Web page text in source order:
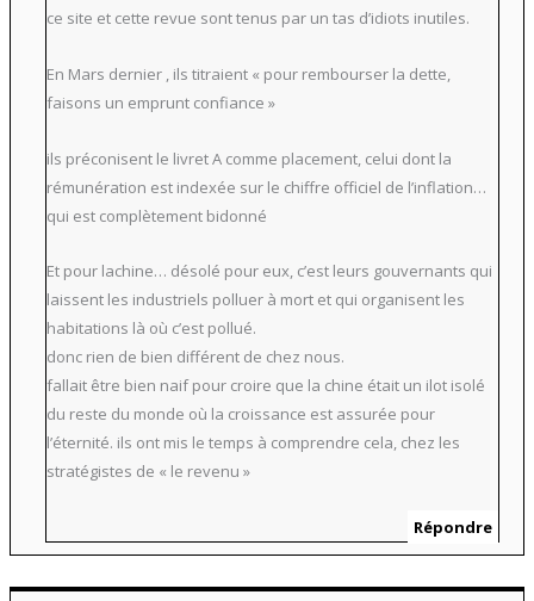
ce site et cette revue sont tenus par un tas d’idiots inutiles.
En Mars dernier , ils titraient « pour rembourser la dette,
faisons un emprunt confiance »
ils préconisent le livret A comme placement, celui dont la
rémunération est indexée sur le chiffre officiel de l’inflation…
qui est complètement bidonné
Et pour lachine… désolé pour eux, c’est leurs gouvernants qui
laissent les industriels polluer à mort et qui organisent les
habitations là où c’est pollué.
donc rien de bien différent de chez nous.
fallait être bien naif pour croire que la chine était un ilot isolé
du reste du monde où la croissance est assurée pour
l’éternité. ils ont mis le temps à comprendre cela, chez les
stratégistes de « le revenu »
Répondre